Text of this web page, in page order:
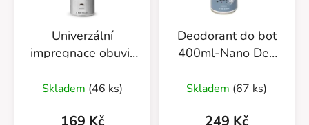
Univerzální
impregnace obuvi-
55/58/250ML
Skladem (46 ks)
Deodorant do bot
400ml-Nano Deo
hodnocení
produktu
Skladem (67 ks)